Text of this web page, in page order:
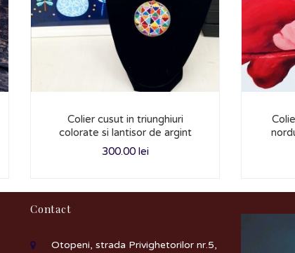
Colier cusut in triunghiuri
colorate si lantisor de argint
300.00 lei
Contact
Otopeni, strada Privighetorilor nr.5,